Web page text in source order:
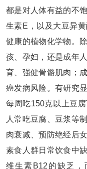
都是对人体有益的不
生素E，以及大豆异
健康的植物化学物。
孩、孕妇，还是成年
育、强健骨骼肌肉；
癌发病风险。有研究
每周吃150克以上豆
人常吃豆腐、豆浆等
肉衰减、预防绝经后
素食人群日常饮食中
维生素B12的缺乏